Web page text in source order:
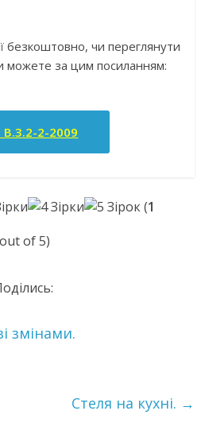
безкоштовно, чи переглянути
можете за цим посиланням:
2-2009
(1
out of 5)
змінами.
Cтеля на кухні. →